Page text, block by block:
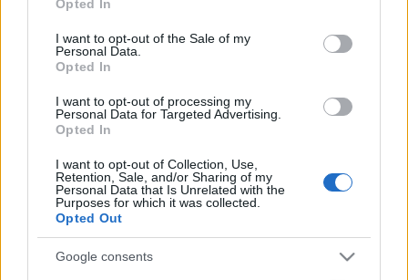
use your data for below specified purposes in below Google
consent section.
Opted In
I want to opt-out of the Sale of my
Personal Data.
Opted In
I want to opt-out of processing my
Personal Data for Targeted Advertising.
Opted In
I want to opt-out of Collection, Use,
Retention, Sale, and/or Sharing of my
Personal Data that Is Unrelated with the
Purposes for which it was collected.
Opted Out
Google consents
rendkívül kritikus francia közönség előtt, a fesztivál
szervezői által sem várt módon már az első naptól
Bence. A Recirquel alapító-művészeti vezetője
hozzátette, a szakmai érdeklődés is folyamatos, és
előadásra leszerződtek.„Nagyon nagy szó, hogy több
hónapon, ráadásul az ország legkülönbözőbb pontjain
láthat egy magyar kulturális produkciót a francia
közönség, köszönhetően a franciaországi Nemzeti
Színházak Szövetsége meghívásának”
- tette hozzá